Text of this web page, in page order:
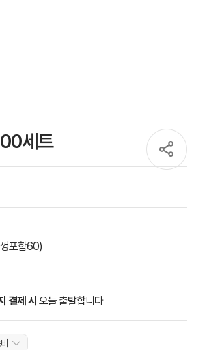
세트
포함60)
결제 시 오늘 출발합니다